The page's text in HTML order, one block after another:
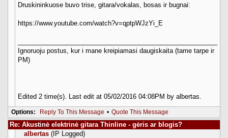
Druskininkuose buvo trise, gitara/vokalas, bosas ir bugnai:
https://www.youtube.com/watch?v=qptpWJzYi_E
Ignoruoju postus, kur i mane kreipiamasi daugiskaita (tame tarpe ir
PM)
Edited 2 time(s). Last edit at 05/02/2016 04:08PM by albertas.
Options: Reply To This Message • Quote This Message
Re: Akustinė elektrinė gitara Thinline - gėris ar blogis?
albertas (IP Logged)